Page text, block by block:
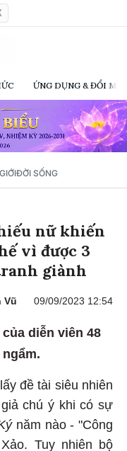
ỨNG DỤNG & ĐỔI
ĐỜI SỐNG
nữ khiến
vì được 3
giành
Vũ 09/09/2023 12:54
diễn viên 48
đề tài siêu nhiên
chú ý khi có sự
năm nào - "Công
Tuy nhiên bộ